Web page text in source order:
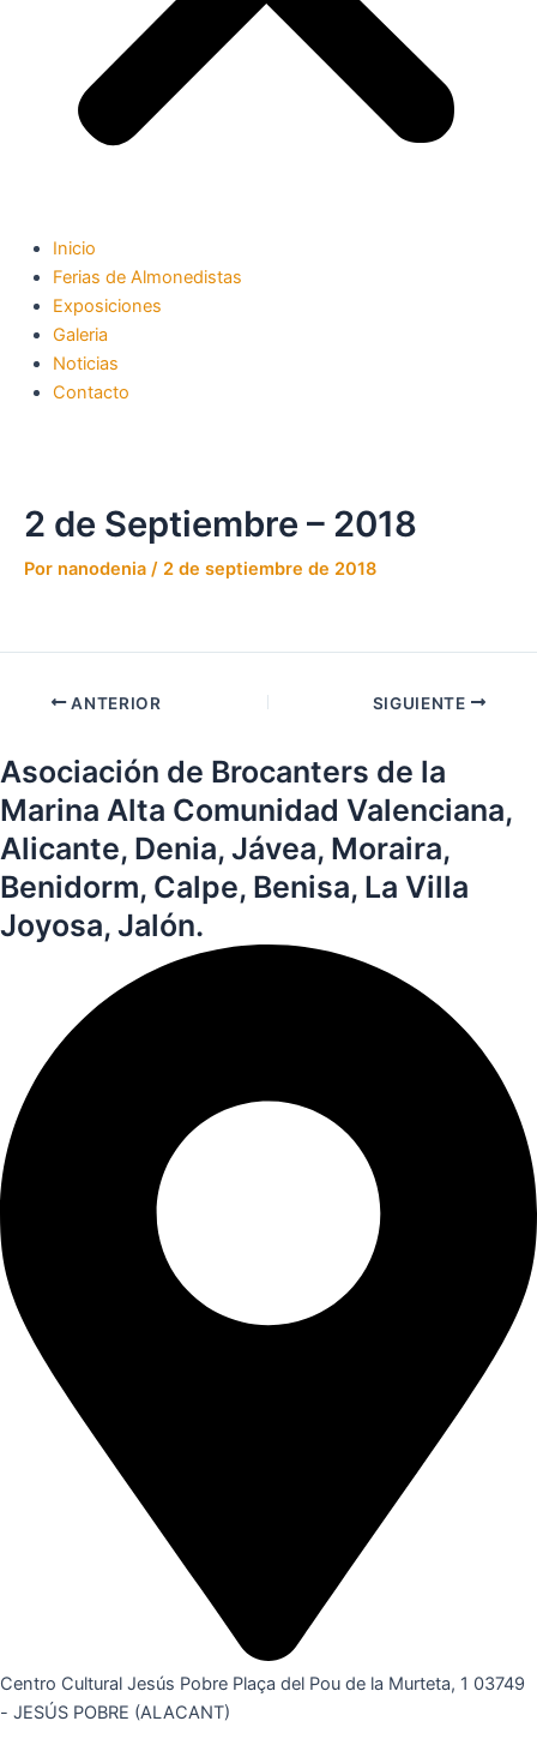
Inicio
Ferias de Almonedistas
Exposiciones
Galeria
Noticias
Contacto
2 de Septiembre – 2018
Por nanodenia / 2 de septiembre de 2018
ANTERIOR SIGUIENTE
Asociación de Brocanters de la
Marina Alta Comunidad Valenciana,
Alicante, Denia, Jávea, Moraira,
Benidorm, Calpe, Benisa, La Villa
Joyosa, Jalón.
Centro Cultural Jesús Pobre Plaça del Pou de la Murteta, 1 03749
- JESÚS POBRE (ALACANT)